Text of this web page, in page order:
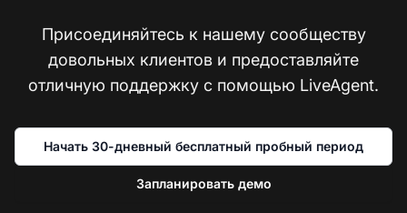
Присоединяйтесь к нашему сообществу
довольных клиентов и предоставляйте
отличную поддержку с помощью LiveAgent.
Начать 30-дневный бесплатный пробный период
Запланировать демо